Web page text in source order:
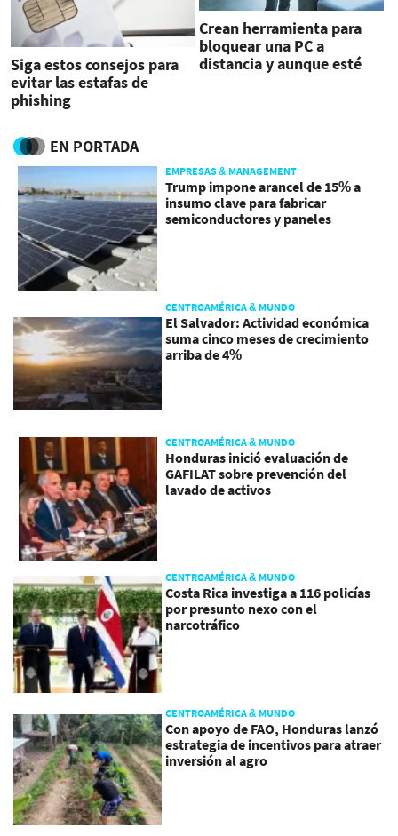
Siga estos consejos para
evitar las estafas de
phishing
Crean herramienta para
bloquear una PC a
distancia y aunque esté
EN PORTADA
EMPRESAS & MANAGEMENT
Trump impone arancel de 15% a
insumo clave para fabricar
semiconductores y paneles
CENTROAMÉRICA & MUNDO
El Salvador: Actividad económica
suma cinco meses de crecimiento
arriba de 4%
CENTROAMÉRICA & MUNDO
Honduras inició evaluación de
GAFILAT sobre prevención del
lavado de activos
CENTROAMÉRICA & MUNDO
Costa Rica investiga a 116 policías
por presunto nexo con el
narcotráfico
CENTROAMÉRICA & MUNDO
Con apoyo de FAO, Honduras lanzó
estrategia de incentivos para atraer
inversión al agro